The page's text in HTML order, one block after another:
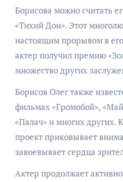
Борисова можно считать
«Тихий Дон». Этот
настоящим прорывом в
актер получил премию
множество других
Борисов Олег также
фильмах «Громобой»,
«Палач» и многих других.
проект приковывает
завоевывает сердца
Актер продолжает активно